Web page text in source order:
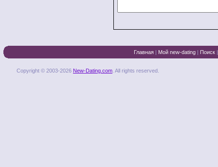
Главная | Мой new-dating | Поиск
Copyright © 2003-2026 New-Dating.com . All rights reserved.